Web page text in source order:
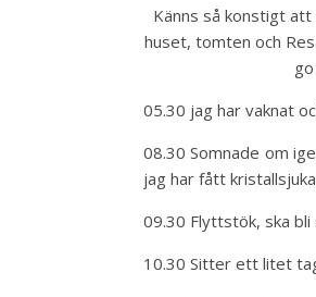
Känns så konstigt
huset, tomten och
05.30 jag har vaknat
08.30 Somnade om
jag har fått
09.30 Flyttstök, ska
10.30 Sitter ett litet